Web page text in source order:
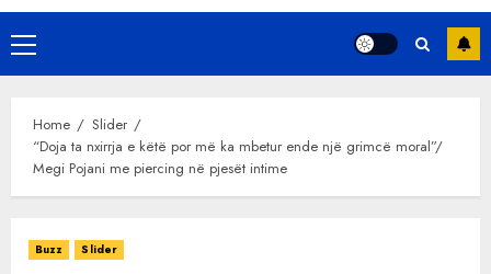
Primary
Menu
Home
Slider
“Doja ta nxirrja e këtë por më ka mbetur ende një grimcë moral”/
Megi Pojani me piercing në pjesët intime
Buzz Slider